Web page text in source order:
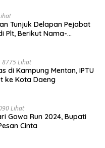
Tunjuk Delapan Pejabat
Plt, Berikut Nama-
8775 Lihat
di Kampung Mentan, IPTU
ke Kota Daeng
Lihat
Gowa Run 2024, Bupati
Cinta